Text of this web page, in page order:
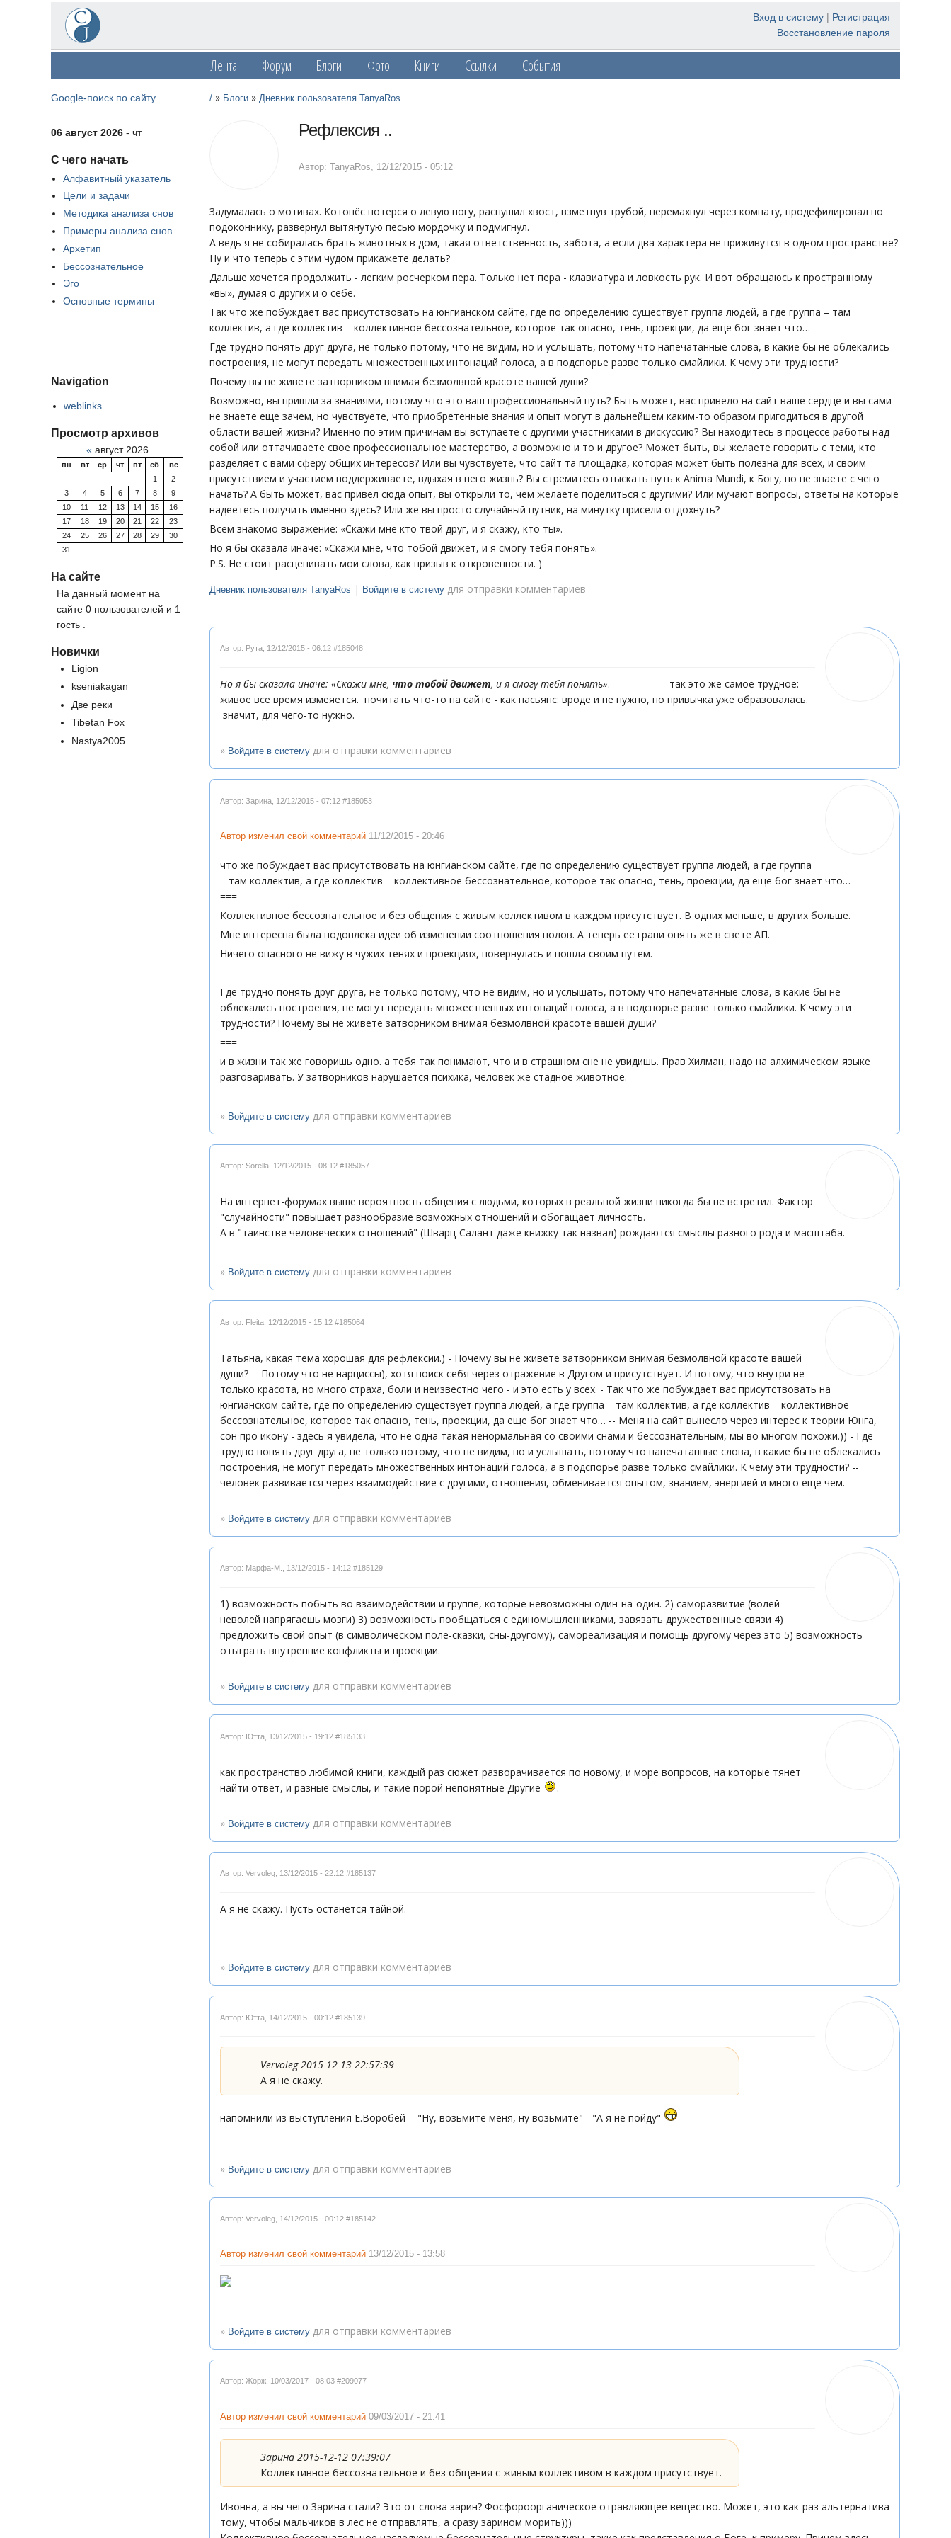
Вход в систему | Регистрация
Восстановление пароля
Лента Форум Блоги Фото Книги Ссылки События
Google-поиск по сайту
06 август 2026 - чт
С чего начать
Алфавитный указатель
Цели и задачи
Методика анализа снов
Примеры анализа снов
Архетип
Бессознательное
Эго
Основные термины
Navigation
weblinks
Просмотр архивов
« август 2026
пн вт ср чт пт сб
вс
1
2
3
4 5 6 7 8
9
10
11 12 13 14 15
16
17
18 19 20 21 22
23
24
25 26 27 28 29
30
31
На сайте
На данный момент на
сайте 0 пользователей и 1
гость .
Новички
Ligion
kseniakagan
Две реки
Tibetan Fox
Nastya2005
/ » Блоги » Дневник пользователя TanyaRos
Рефлексия ..
Автор: TanyaRos, 12/12/2015 - 05:12
Задумалась о мотивах. Котопёс потерся о левую ногу, распушил хвост, взметнув трубой, перемахнул через комнату, продефилировал по
подоконнику, развернул вытянутую песью мордочку и подмигнул.
А ведь я не собиралась брать животных в дом, такая ответственность, забота, а если два характера не приживутся в одном пространстве?
Ну и что теперь с этим чудом прикажете делать?
Дальше хочется продолжить - легким росчерком пера. Только нет пера - клавиатура и ловкость рук. И вот обращаюсь к пространному
«вы», думая о других и о себе.
Так что же побуждает вас присутствовать на юнгианском сайте, где по определению существует группа людей, а где группа – там
коллектив, а где коллектив – коллективное бессознательное, которое так опасно, тень, проекции, да еще бог знает что…
Где трудно понять друг друга, не только потому, что не видим, но и услышать, потому что напечатанные слова, в какие бы не облекались
построения, не могут передать множественных интонаций голоса, а в подспорье разве только смайлики. К чему эти трудности?
Почему вы не живете затворником внимая безмолвной красоте вашей души?
Возможно, вы пришли за знаниями, потому что это ваш профессиональный путь? Быть может, вас привело на сайт ваше сердце и вы сами
не знаете еще зачем, но чувствуете, что приобретенные знания и опыт могут в дальнейшем каким-то образом пригодиться в другой
области вашей жизни? Именно по этим причинам вы вступаете с другими участниками в дискуссию? Вы находитесь в процессе работы над
собой или оттачиваете свое профессиональное мастерство, а возможно и то и другое? Может быть, вы желаете говорить с теми, кто
разделяет с вами сферу общих интересов? Или вы чувствуете, что сайт та площадка, которая может быть полезна для всех, и своим
присутствием и участием поддерживаете, вдыхая в него жизнь? Вы стремитесь отыскать путь к Anima Mundi, к Богу, но не знаете с чего
начать? А быть может, вас привел сюда опыт, вы открыли то, чем желаете поделиться с другими? Или мучают вопросы, ответы на которые
надеетесь получить именно здесь? Или же вы просто случайный путник, на минутку присели отдохнуть?
Всем знакомо выражение: «Скажи мне кто твой друг, и я скажу, кто ты».
Но я бы сказала иначе: «Скажи мне, что тобой движет, и я смогу тебя понять».
P.S. Не стоит расценивать мои слова, как призыв к откровенности. )
Дневник пользователя TanyaRos | Войдите в систему для отправки комментариев
Автор: Рута 12/12/2015 - 06:12 #185048
Но я бы сказала иначе: «Скажи мне, что тобой движет, и я смогу тебя понять».---------------- так это же самое трудное:
живое все время измеяется. почитать что-то на сайте - как пасьянс: вроде и не нужно, но привычка уже образовалась.
значит, для чего-то нужно.
» Войдите в систему для отправки комментариев
Автор: Зарина 12/12/2015 - 07:12 #185053
Автор изменил свой комментарий 11/12/2015 - 20:46
что же побуждает вас присутствовать на юнгианском сайте, где по определению существует группа людей, а где группа
– там коллектив, а где коллектив – коллективное бессознательное, которое так опасно, тень, проекции, да еще бог знает что…
===
Коллективное бессознательное и без общения с живым коллективом в каждом присутствует. В одних меньше, в других больше.
Мне интересна была подоплека идеи об изменении соотношения полов. А теперь ее грани опять же в свете АП.
Ничего опасного не вижу в чужих тенях и проекциях, повернулась и пошла своим путем.
===
Где трудно понять друг друга, не только потому, что не видим, но и услышать, потому что напечатанные слова, в какие бы не
облекались построения, не могут передать множественных интонаций голоса, а в подспорье разве только смайлики. К чему эти
трудности? Почему вы не живете затворником внимая безмолвной красоте вашей души?
===
и в жизни так же говоришь одно. а тебя так понимают, что и в страшном сне не увидишь. Прав Хилман, надо на алхимическом языке
разговаривать. У затворников нарушается психика, человек же стадное животное.
» Войдите в систему для отправки комментариев
Автор: Sorella 12/12/2015 - 08:12 #185057
На интернет-форумах выше вероятность общения с людьми, которых в реальной жизни никогда бы не встретил. Фактор
"случайности" повышает разнообразие возможных отношений и обогащает личность.
А в "таинстве человеческих отношений" (Шварц-Салант даже книжку так назвал) рождаются смыслы разного рода и масштаба.
» Войдите в систему для отправки комментариев
Автор: Fleita 12/12/2015 - 15:12 #185064
Татьяна, какая тема хорошая для рефлексии.) - Почему вы не живете затворником внимая безмолвной красоте вашей
души? -- Потому что не нарциссы), хотя поиск себя через отражение в Другом и присутствует. И потому, что внутри не
только красота, но много страха, боли и неизвестно чего - и это есть у всех. - Так что же побуждает вас присутствовать на
юнгианском сайте, где по определению существует группа людей, а где группа – там коллектив, а где коллектив – коллективное
бессознательное, которое так опасно, тень, проекции, да еще бог знает что… -- Меня на сайт вынесло через интерес к теории Юнга,
сон про икону - здесь я увидела, что не одна такая ненормальная со своими снами и бессознательным, мы во многом похожи.)) - Где
трудно понять друг друга, не только потому, что не видим, но и услышать, потому что напечатанные слова, в какие бы не облекались
построения, не могут передать множественных интонаций голоса, а в подспорье разве только смайлики. К чему эти трудности? --
человек развивается через взаимодействие с другими, отношения, обменивается опытом, знанием, энергией и много еще чем.
» Войдите в систему для отправки комментариев
Автор: Марфа-М. 13/12/2015 - 14:12 #185129
1) возможность побыть во взаимодействии и группе, которые невозможны один-на-один. 2) саморазвитие (волей-
неволей напрягаешь мозги) 3) возможность пообщаться с единомышленниками, завязать дружественные связи 4)
предложить свой опыт (в символическом поле-сказки, сны-другому), самореализация и помощь другому через это 5) возможность
отыграть внутренние конфликты и проекции.
» Войдите в систему для отправки комментариев
Автор: Ютта 13/12/2015 - 19:12 #185133
как пространство любимой книги, каждый раз сюжет разворачивается по новому, и море вопросов, на которые тянет
найти ответ, и разные смыслы, и такие порой непонятные Другие
.
» Войдите в систему для отправки комментариев
Автор: Vervoleg 13/12/2015 - 22:12 #185137
А я не скажу. Пусть останется тайной.
» Войдите в систему для отправки комментариев
Автор: Ютта 14/12/2015 - 00:12 #185139
Vervoleg 2015-12-13 22:57:39
А я не скажу.
напомнили из выступления Е.Воробей - "Ну, возьмите меня, ну возьмите" - "А я не пойду"
» Войдите в систему для отправки комментариев
Автор: Vervoleg 14/12/2015 - 00:12 #185142
Автор изменил свой комментарий 13/12/2015 - 13:58
» Войдите в систему для отправки комментариев
Автор: Жорж 10/03/2017 - 08:03 #209077
Автор изменил свой комментарий 09/03/2017 - 21:41
Зарина 2015-12-12 07:39:07
Коллективное бессознательное и без общения с живым коллективом в каждом присутствует.
Ивонна, а вы чего Зарина стали? Это от слова зарин? Фосфороорганическое отравляющее вещество. Может, это как-раз альтернатива
тому, чтобы мальчиков в лес не отправлять, а сразу зарином морить)))